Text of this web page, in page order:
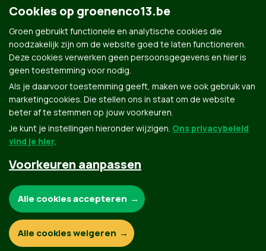
Alle kandidaten uit Beveren-Kruibeke-Zwijndrecht
Groen.be
© Copyright Groen 2026 | Gemaakt met NationBuilder
Contact Privacybeleid
Cookies op groenenco13.be
Groen gebruikt functionele en analytische cookies die
noodzakelijk zijn om de website goed te laten functioneren.
Deze cookies verwerken geen persoonsgegevens en hier is
geen toestemming voor nodig.
Als je daarvoor toestemming geeft, maken we ook gebruik van
marketingcookies. Die stellen ons in staat om de website
beter af te stemmen op jouw voorkeuren.
Je kunt je instellingen hieronder wijzigen. Ons privacybeleid
vind je hier.
Voorkeuren aanpassen
Functionele en analytische cookies:
Alle cookies accepteren
Alle cookies weigeren